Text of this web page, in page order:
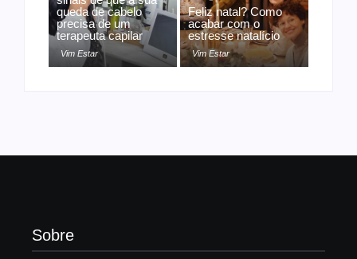
queda de cabelo
precisa de um
terapeuta capilar
Vim Estar
Feliz natal? Como
acabar com o
estresse natalício
Vim Estar
Sobre